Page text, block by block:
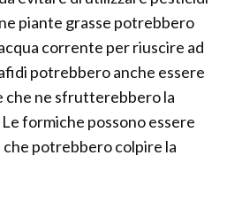
piante grasse potrebbero
corrente per riuscire ad
potrebbero anche essere
che ne sfrutterebbero la
formiche possono essere
che potrebbero colpire la